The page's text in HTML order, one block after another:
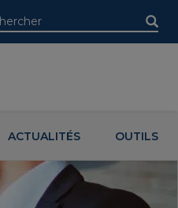
ACTUALITÉS OUTILS